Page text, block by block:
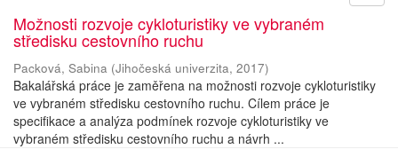
Možnosti rozvoje cykloturistiky ve vybraném
středisku cestovního ruchu
Packová, Sabina (Jihočeská univerzita, 2017)
Bakalářská práce je zaměřena na možnosti rozvoje cykloturistiky
ve vybraném středisku cestovního ruchu. Cílem práce je
specifikace a analýza podmínek rozvoje cykloturistiky ve
vybraném středisku cestovního ruchu a návrh ...